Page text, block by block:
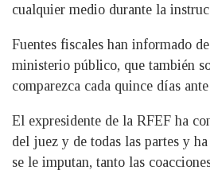
cualquier medio durante la
Fuentes fiscales han informado
ministerio público, que también
comparezca cada quince días
El expresidente de la RFEF ha
del juez y de todas las partes y
se le imputan, tanto las